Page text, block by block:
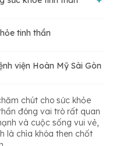
thích
tinh thần
viện Hoàn Mỹ Sài Gòn
chút cho sức khỏe
đóng vai trò rất quan
và cuộc sống vui vẻ,
là chìa khóa then chốt